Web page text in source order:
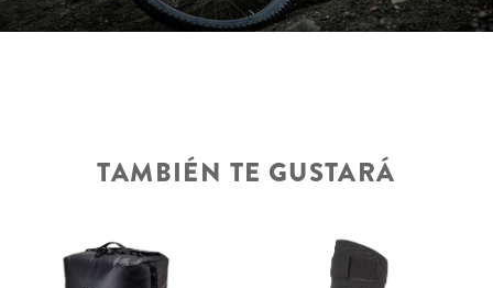
TAMBIÉN TE GUSTARÁ